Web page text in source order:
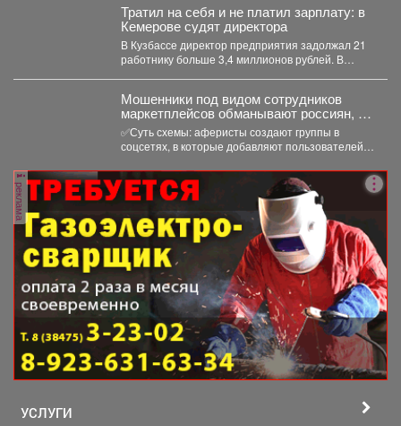
Тратил на себя и не платил зарплату: в
Кемерове судят директора
В Кузбассе директор предприятия задолжал 21
работнику больше 3,4 миллионов рублей. В
Мошенники под видом сотрудников
маркетплейсов обманывают россиян, у
которых скоро день рождения.
✅Суть схемы: аферисты создают группы в
соцсетях, в которые добавляют пользователей в
реклама
УСЛУГИ